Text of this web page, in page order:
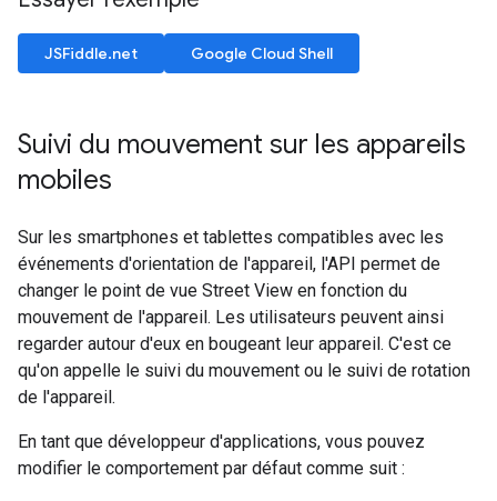
JSFiddle.net Google Cloud Shell
Suivi du mouvement sur les appareils
mobiles
Sur les smartphones et tablettes compatibles avec les
événements d'orientation de l'appareil, l'API permet de
changer le point de vue Street View en fonction du
mouvement de l'appareil. Les utilisateurs peuvent ainsi
regarder autour d'eux en bougeant leur appareil. C'est ce
qu'on appelle le suivi du mouvement ou le suivi de rotation
de l'appareil.
En tant que développeur d'applications, vous pouvez
modifier le comportement par défaut comme suit :